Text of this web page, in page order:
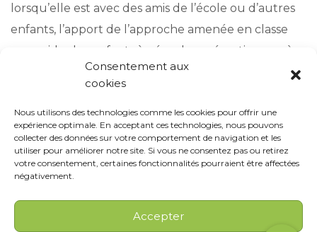
Consentement aux
cookies
Nous utilisons des technologies comme les cookies pour offrir une
expérience optimale. En acceptant ces technologies, nous pouvons
collecter des données sur votre comportement de navigation et les
utiliser pour améliorer notre site. Si vous ne consentez pas ou retirez
votre consentement, certaines fonctionnalités pourraient être affectées
négativement.
Accepter
lorsqu’elle est avec des amis de l’école ou d’autres
enfants, l’apport de l’approche amenée en classe
pour aider les enfants à gérer leurs émotions ou à
résoudre des conflits.